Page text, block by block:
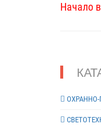
Начало